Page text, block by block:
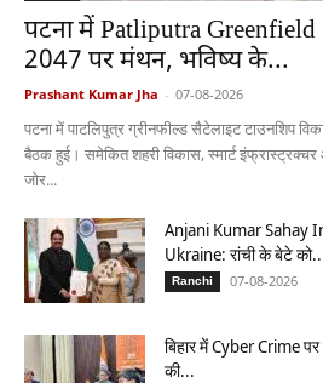
पटना में Patliputra
2047 पर मंथन, भविष्य के...
Prashant Kumar Jha - 07-08-2026
पटना में पाटलिपुत्र ग्रीनफील्ड सैटेलाइट टाउनशिप
बैठक हुई। समेकित शहरी विकास, स्मार्ट
जोर...
Anjani Kumar Sahay
Ukraine: रांची के बेटे
Ranchi 07-08-2026
बिहार में Cyber Crime
की...